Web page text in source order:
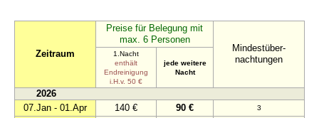
Zeitraum
Preise für Belegung mit
max. 6 Personen
Mindestüber-
nachtungen
1.Nacht
enthält
Endreinigung
i.H.v. 50 €
jede weitere
Nacht
2026
07.Jan - 01.Apr
140 € 90 € 3